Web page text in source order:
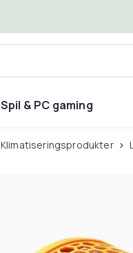
Spil & PC gaming
Klimatiseringsprodukter